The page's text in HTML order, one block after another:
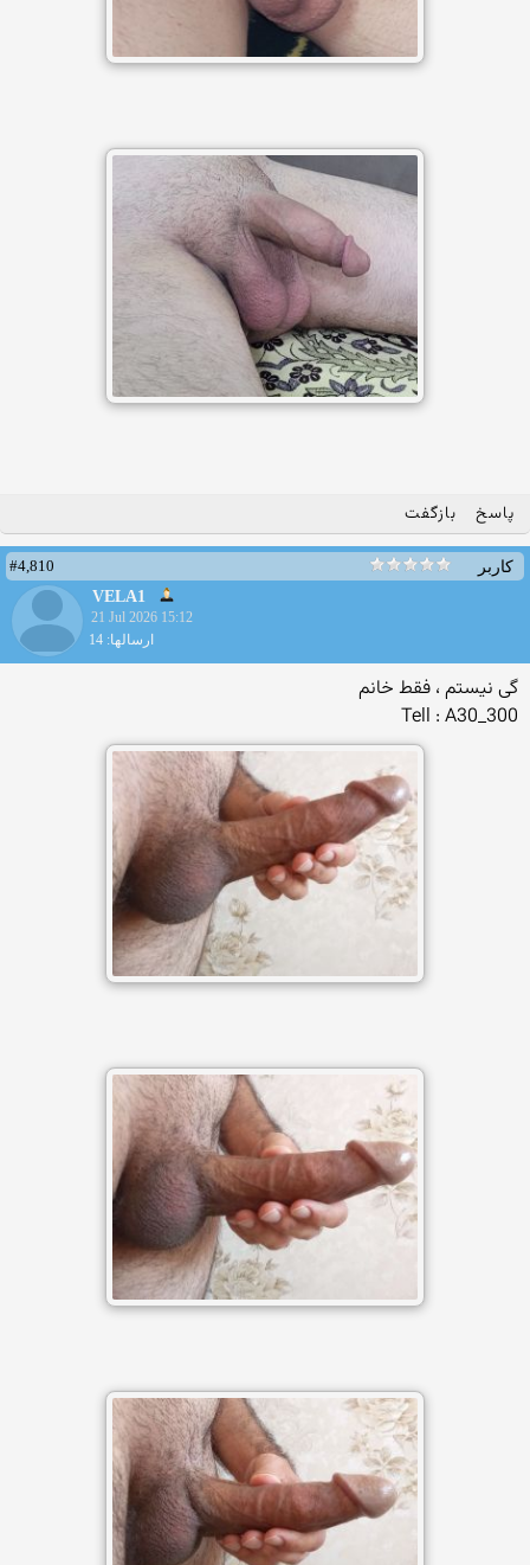
پاسخ بازگفت
کاربر
#4,810
VELA1
21 Jul 2026 15:12
ارسالها: 14
گی نیستم ، فقط خانم
Tell : A30_300